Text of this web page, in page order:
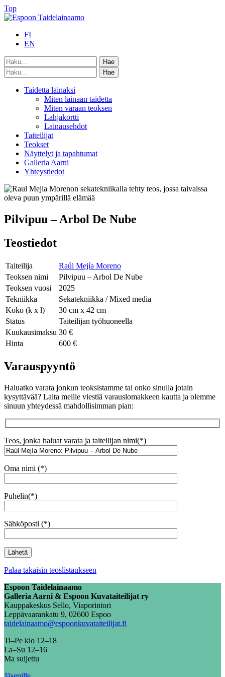
Top
FI
EN
Taidetta lainaksi
Miten lainaan taidetta
Miten varaan teoksen
Lahjakortti
Lainausehdot
Taiteilijat
Teokset
Näyttelyt ja tapahtumat
Galleria Aarni
Yhteystiedot
Pilvipuu – Arbol De Nube
Teostiedot
Taiteilija
Raúl Mejía Moreno
Teoksen nimi
Pilvipuu – Arbol De Nube
Teoksen vuosi
2025
Tekniikka
Sekatekniikka / Mixed media
Koko (k x l)
30 cm x 42 cm
Status
Taiteilijan työhuoneella
Kuukausimaksu 30 €
Hinta
600 €
Varauspyyntö
Haluatko varata jonkun teoksistamme tai onko sinulla jotain
kysyttävää? Laita meille viestiä varauslomakkeen kautta ja olemme
sinuun yhteydessä mahdollisimman pian:
Teos, jonka haluat varata ja taiteilijan nimi(*)
Oma nimi (*)
Puhelin(*)
Sähköposti (*)
Palaa takaisin teoslistaukseen
Espoon Taidelainaamo
Galleria Aarni & Espoon Kuvataiteilijat ry
Kauppakeskus Sello, Viaporintori
Leppävaarankatu 9, 02600 Espoo
taidelainaamo@espoonkuvataiteilijat.fi
Ti–Pe klo 12–18
La–Su 12–16
Ma suljettu